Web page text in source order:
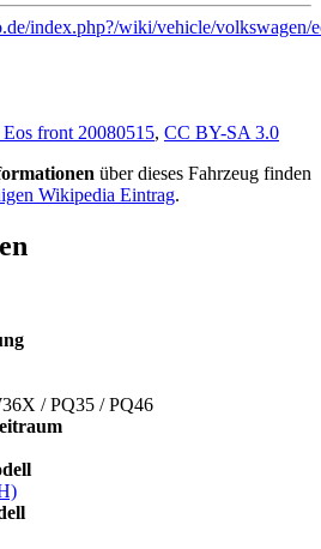
index.php?/wiki/vehicle/volkswagen/
front 20080515, CC BY-SA 3.0
über dieses Fahrzeug finden
Wikipedia Eintrag.
/ PQ35 / PQ46